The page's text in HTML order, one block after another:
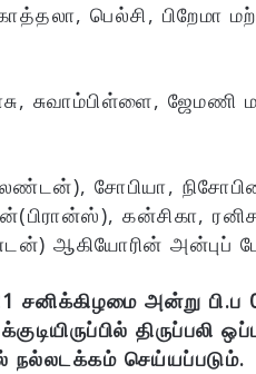
பெல்சி, பிறேமா
சுவாம்பிள்ளை, ஜேமணி
சோபியா,
கன்சிகா,
ஆகியோரின் அன்புப்
சனிக்கிழமை அன்று
திருப்பலி
நல்லடக்கம் செய்யப்படும்.